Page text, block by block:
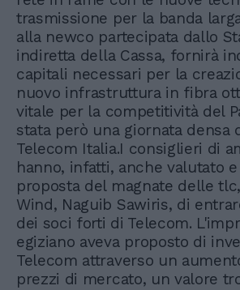
trasmissione per la banda
alla newco partecipata dallo
indiretta della Cassa, fornirà
capitali necessari per la
nuovo infrastruttura in fibra
vitale per la competitività del
stata però una giornata densa
Telecom Italia.I consiglieri di
hanno, infatti, anche valutato
proposta del magnate delle
Wind, Naguib Sawiris, di
dei soci forti di Telecom.
egiziano aveva proposto di
Telecom attraverso un
prezzi di mercato, un valore